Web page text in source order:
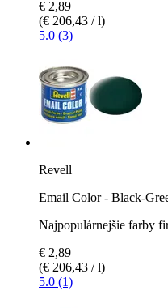
€ 2,89
(€ 206,43 / l)
5.0 (3)
Revell
Email Color - Black-
Najpopulárnejšie farby
€ 2,89
(€ 206,43 / l)
5.0 (1)